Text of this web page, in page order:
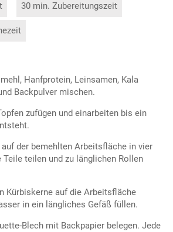
30 min. Zubereitungszeit
Hanfprotein, Leinsamen, Kala
Backpulver mischen.
zufügen und einarbeiten bis ein
auf der bemehlten Arbeitsfläche in vier
teilen und zu länglichen Rollen
Kürbiskerne auf die Arbeitsfläche
in ein längliches Gefäß füllen.
Blech mit Backpapier belegen. Jede